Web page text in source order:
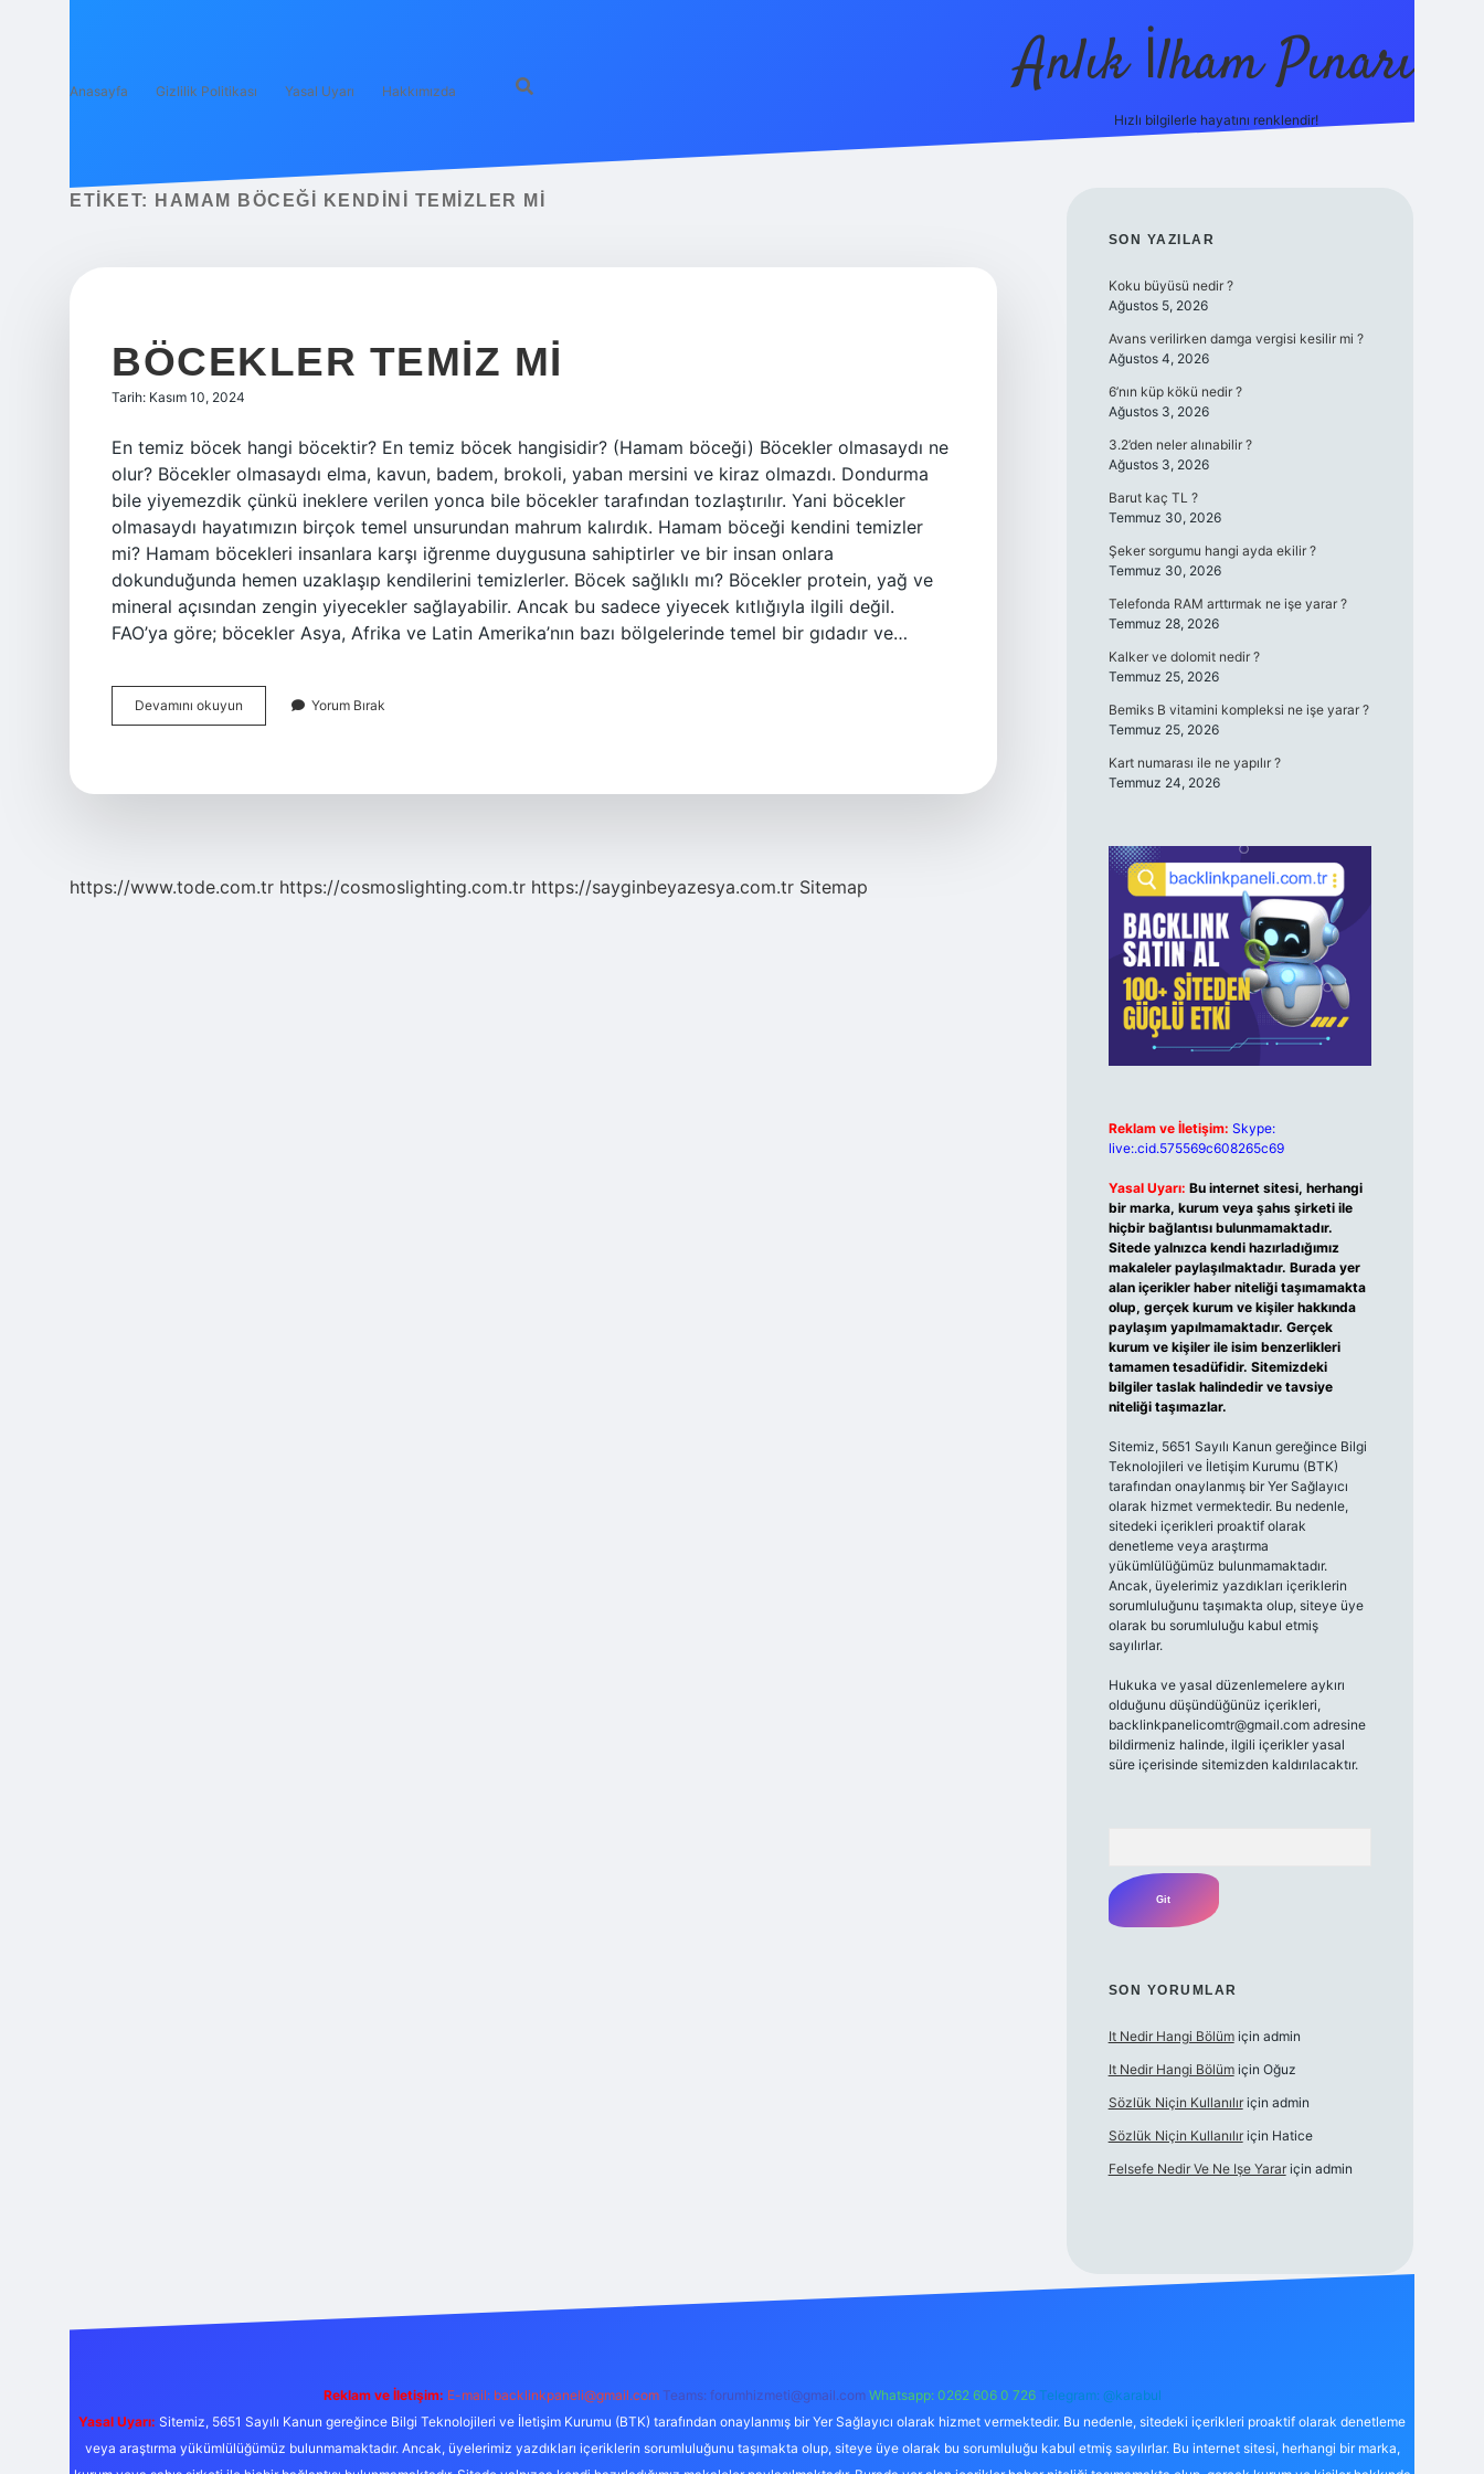
Anasayfa Gizlilik Politikası Yasal Uyarı Hakkımızda Anlık İlham Pınarı
Hızlı bilgilerle hayatını renklendir!
ETIKET: HAMAM BÖCEĞI KENDINI TEMIZLER MI
BÖCEKLER TEMIZ MI
Tarih: Kasım 10, 2024
En temiz böcek hangi böcektir? En temiz böcek hangisidir? (Hamam böceği) Böcekler olmasaydı ne
olur? Böcekler olmasaydı elma, kavun, badem, brokoli, yaban mersini ve kiraz olmazdı. Dondurma
bile yiyemezdik çünkü ineklere verilen yonca bile böcekler tarafından tozlaştırılır. Yani böcekler
olmasaydı hayatımızın birçok temel unsurundan mahrum kalırdık. Hamam böceği kendini temizler
mi? Hamam böcekleri insanlara karşı iğrenme duygusuna sahiptirler ve bir insan onlara
dokunduğunda hemen uzaklaşıp kendilerini temizlerler. Böcek sağlıklı mı? Böcekler protein, yağ ve
mineral açısından zengin yiyecekler sağlayabilir. Ancak bu sadece yiyecek kıtlığıyla ilgili değil.
FAO’ya göre; böcekler Asya, Afrika ve Latin Amerika’nın bazı bölgelerinde temel bir gıdadır ve…
Devamını okuyun Böcekler
Temiz
Yorum Bırak
https://www.tode.com.tr https://cosmoslighting.com.tr https://sayginbeyazesya.com.tr Sitemap
SIDEBAR
SON YAZILAR
Koku büyüsü nedir ?
Ağustos 5, 2026
Avans verilirken damga vergisi kesilir mi ?
Ağustos 4, 2026
6’nın küp kökü nedir ?
Ağustos 3, 2026
3.2’den neler alınabilir ?
Ağustos 3, 2026
Barut kaç TL ?
Temmuz 30, 2026
Şeker sorgumu hangi ayda ekilir ?
Temmuz 30, 2026
Telefonda RAM arttırmak ne işe yarar ?
Temmuz 28, 2026
Kalker ve dolomit nedir ?
Temmuz 25, 2026
Bemiks B vitamini kompleksi ne işe yarar ?
Temmuz 25, 2026
Kart numarası ile ne yapılır ?
Temmuz 24, 2026
Reklam ve İletişim: Skype:
live:.cid.575569c608265c69
Yasal Uyarı: Bu internet sitesi, herhangi
bir marka, kurum veya şahıs şirketi ile
hiçbir bağlantısı bulunmamaktadır.
Sitede yalnızca kendi hazırladığımız
makaleler paylaşılmaktadır. Burada yer
alan içerikler haber niteliği taşımamakta
olup, gerçek kurum ve kişiler hakkında
paylaşım yapılmamaktadır. Gerçek
kurum ve kişiler ile isim benzerlikleri
tamamen tesadüfidir. Sitemizdeki
bilgiler taslak halindedir ve tavsiye
niteliği taşımazlar.
Sitemiz, 5651 Sayılı Kanun gereğince Bilgi
Teknolojileri ve İletişim Kurumu (BTK)
tarafından onaylanmış bir Yer Sağlayıcı
olarak hizmet vermektedir. Bu nedenle,
sitedeki içerikleri proaktif olarak
denetleme veya araştırma
yükümlülüğümüz bulunmamaktadır.
Ancak, üyelerimiz yazdıkları içeriklerin
sorumluluğunu taşımakta olup, siteye üye
olarak bu sorumluluğu kabul etmiş
sayılırlar.
Hukuka ve yasal düzenlemelere aykırı
olduğunu düşündüğünüz içerikleri,
backlinkpanelicomtr@gmail.comadresine
bildirmeniz halinde, ilgili içerikler yasal
süre içerisinde sitemizden kaldırılacaktır.
SON YORUMLAR
It Nedir Hangi Bölümiçin admin
It Nedir Hangi Bölümiçin Oğuz
Sözlük Niçin Kullanılıriçin admin
Sözlük Niçin Kullanılıriçin Hatice
Felsefe Nedir Ve Ne Işe Yarariçin admin
Reklam ve İletişim: E-mail: backlinkpaneli@gmail.com Teams: forumhizmeti@gmail.com Whatsapp: 0262 606 0 726 Telegram: @karabul
Yasal Uyarı: Sitemiz, 5651 Sayılı Kanun gereğince Bilgi Teknolojileri ve İletişim Kurumu (BTK) tarafından onaylanmış bir Yer Sağlayıcı olarak hizmet vermektedir. Bu nedenle, sitedeki içerikleri proaktif olarak denetleme
veya araştırma yükümlülüğümüz bulunmamaktadır. Ancak, üyelerimiz yazdıkları içeriklerin sorumluluğunu taşımakta olup, siteye üye olarak bu sorumluluğu kabul etmiş sayılırlar. Bu internet sitesi, herhangi bir marka,